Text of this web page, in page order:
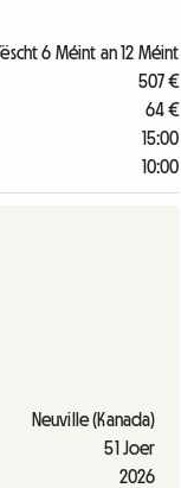
6 Méint an 12 Méint
507 €
64 €
15:00
10:00
Neuville (Kanada)
51 Joer
2026